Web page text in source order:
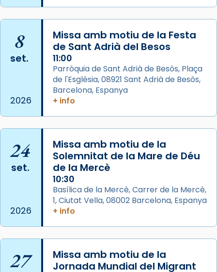
comitè organitzador de la visita apostòlica
del Sant Pare Lleó XIV a Barcelona, i als
col·laboradors, a la Catedral de Barcelona.
L’arquebisbe de Barcelona, el cardenal Joan
Josep Omella, ha presidit la missa i l’ha
concelebrat el bisbe auxiliar de Barcelona,
Mons. David Abadías.
📸 Dr. G. Simón
Photo
View on Facebook · Share
Arquebisbat de Barcelona
2 weeks ago
Memòria de les santes Juliana i
Semproniana, verges i màrtirs.
partir de l’Edat Mitjana sorgeix la tradició
que les santes Juliana (“relatiu a Júlia”) i
8
set.
2026
Missa amb motiu de la Festa
de Sant Adrià del Besos
11:00
Parròquia de Sant Adrià de Besòs, Plaça
de l'Església, 08921 Sant Adrià de Besòs,
Barcelona, Espanya
+ info
24
set.
2026
Missa amb motiu de la
Solemnitat de la Mare de Déu
de la Mercè
10:30
Basílica de la Mercè, Carrer de la Mercè,
1, Ciutat Vella, 08002 Barcelona, Espanya
+ info
27
Missa amb motiu de la
Jornada Mundial del Migrant